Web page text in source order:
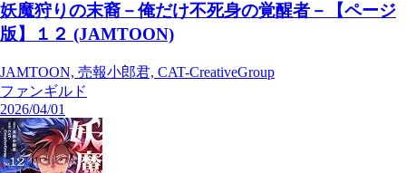
妖魔狩りの末裔－俺だけ不死身の覚醒者－【ページ
版】１２ (JAMTOON)
JAMTOON, 売報小郎君, CAT-CreativeGroup
ファンギルド
2026/04/01